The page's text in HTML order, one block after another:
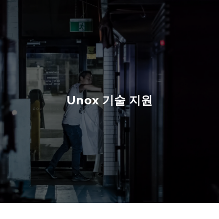
Unox 기술 지원